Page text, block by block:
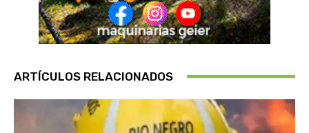
ARTÍCULOS RELACIONADOS